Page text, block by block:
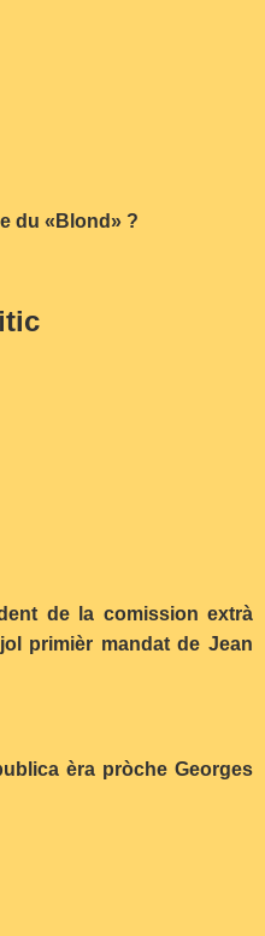
du «Blond» ?
de la comission extrà
primièr mandat de Jean
èra pròche Georges